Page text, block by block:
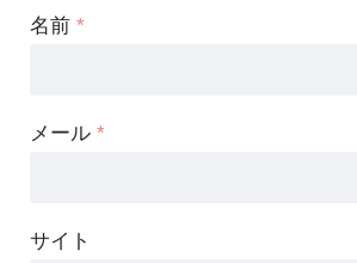
名前*
メール*
サイト